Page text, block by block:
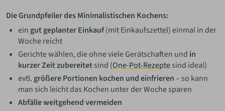
Die Grundpfeiler des Minimalistischen Kochens:
ein gut geplanter Einkauf(mit Einkaufszettel) einmal in der
Woche reicht
Gerichte wählen, die ohne viele Gerätschaften und in
kurzer Zeit zubereitetsind (One-Pot-Rezeptesind ideal)
evtl. größere Portionen kochen und einfrieren – so kann
man sich leicht das Kochen unter der Woche sparen
Abfälle weitgehend vermeiden